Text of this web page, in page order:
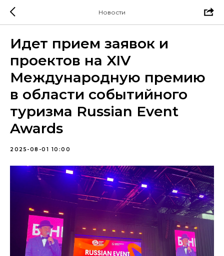
Новости
Идет прием заявок и
проектов на XIV
Международную премию
в области событийного
туризма Russian Event
Awards
2025-08-01 10:00